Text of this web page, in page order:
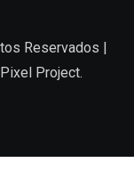
Reservados |
Project.